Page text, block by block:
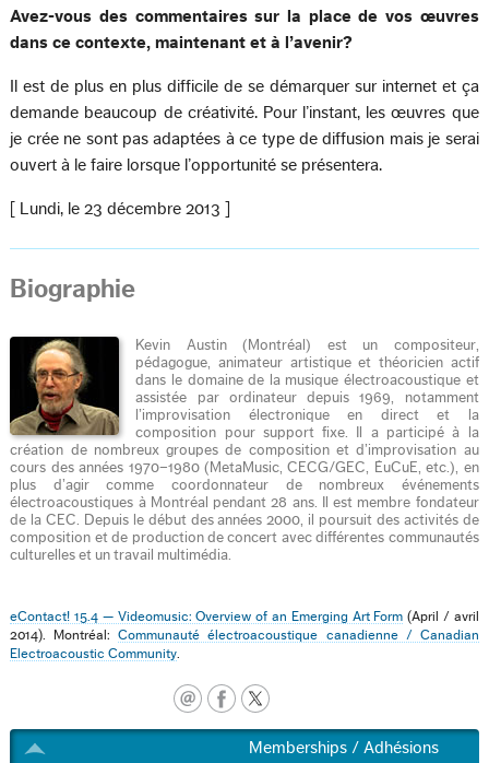
Avez-vous des commentaires sur la place de vos œuvres
dans ce contexte, maintenant et à l’avenir?
Il est de plus en plus difficile de se démarquer sur internet et ça
demande beaucoup de créativité. Pour l’instant, les œuvres que
je crée ne sont pas adaptées à ce type de diffusion mais je serai
ouvert à le faire lorsque l’opportunité se présentera.
[ Lundi, le 23 décembre 2013 ]
Biographie
Kevin Austin (Montréal) est un compositeur,
pédagogue, animateur artistique et théoricien actif
dans le domaine de la musique électroacoustique et
assistée par ordinateur depuis 1969, notamment
l’improvisation électronique en direct et la
composition pour support fixe. Il a participé à la
création de nombreux groupes de composition et d’improvisation au
cours des années 1970–1980 (MetaMusic, CECG/GEC, ÉuCuE, etc.), en
plus d’agir comme coordonnateur de nombreux événements
électroacoustiques à Montréal pendant 28 ans. Il est membre fondateur
de la CEC. Depuis le début des années 2000, il poursuit des activités de
composition et de production de concert avec différentes communautés
culturelles et un travail multimédia.
eContact! 15.4 — Videomusic: Overview of an Emerging Art Form (April / avril
2014). Montréal:Communauté électroacoustique canadienne / Canadian
Electroacoustic Community
Memberships / Adhésions